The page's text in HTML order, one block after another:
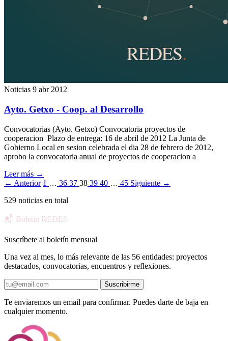
Noticias 9 abr 2012
Ayto. Getxo - Coop. al Desarrollo
Convocatorias (Ayto. Getxo) Convocatoria proyectos de
cooperacion Plazo de entrega: 16 de abril de 2012 La Junta de
Gobierno Local en sesion celebrada el dia 28 de febrero de 2012,
aprobo la convocatoria anual de proyectos de cooperacion a
Leer más →
← Anterior 1 … 36 37 38 39 40 … 45 Siguiente →
529 noticias en total
📬 Boletín REDES
Suscríbete al boletín mensual
Una vez al mes, lo más relevante de las 56 entidades: proyectos
destacados, convocatorias, encuentros y reflexiones.
Suscribirme
Te enviaremos un email para confirmar. Puedes darte de baja en
cualquier momento.